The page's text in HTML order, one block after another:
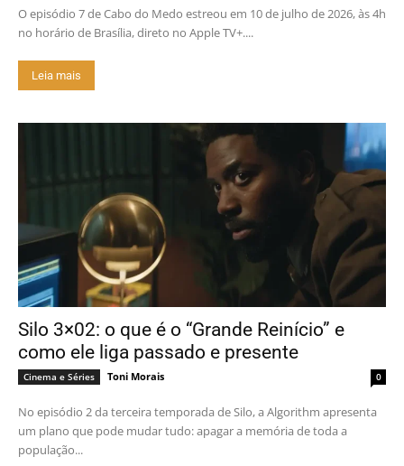
O episódio 7 de Cabo do Medo estreou em 10 de julho de 2026, às 4h
no horário de Brasília, direto no Apple TV+....
Leia mais
Silo 3×02: o que é o “Grande Reinício” e
como ele liga passado e presente
Cinema e Séries Toni Morais 0
No episódio 2 da terceira temporada de Silo, a Algorithm apresenta
um plano que pode mudar tudo: apagar a memória de toda a
população...